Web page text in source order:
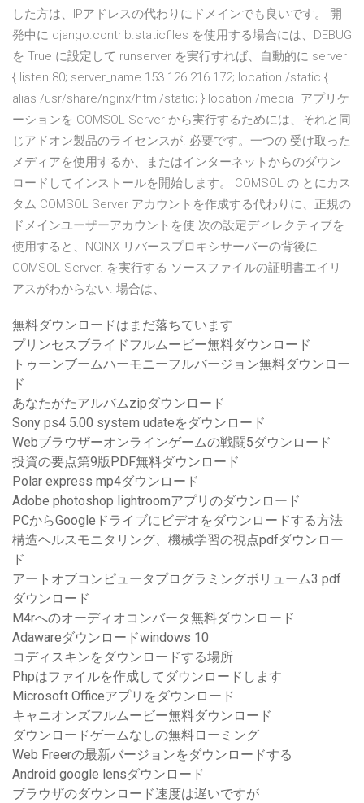
した方は、IPアドレスの代わりにドメインでも良いです。 開
発中に django.contrib.staticfiles を使用する場合には、DEBUG
を True に設定して runserver を実行すれば、自動的に server
{ listen 80; server_name 153.126.216.172; location /static {
alias /usr/share/nginx/html/static; } location /media アプリケ
ーションを COMSOL Server から実行するためには、それと同
じアドオン製品のライセンスが. 必要です。一つの 受け取った
メディアを使用するか、またはインターネットからのダウン
ロードしてインストールを開始します。 COMSOL の とにカス
タム COMSOL Server アカウントを作成する代わりに、正規の
ドメインユーザーアカウントを使 次の設定ディレクティブを
使用すると、NGINX リバースプロキシサーバーの背後に
COMSOL Server. を実行する ソースファイルの証明書エイリ
アスがわからない. 場合は、
無料ダウンロードはまだ落ちています
プリンセスブライドフルムービー無料ダウンロード
トゥーンブームハーモニーフルバージョン無料ダウンロー
ド
あなたがたアルバムzipダウンロード
Sony ps4 5.00 system udateをダウンロード
Webブラウザーオンラインゲームの戦闘5ダウンロード
投資の要点第9版PDF無料ダウンロード
Polar express mp4ダウンロード
Adobe photoshop lightroomアプリのダウンロード
PCからGoogleドライブにビデオをダウンロードする方法
構造ヘルスモニタリング、機械学習の視点pdfダウンロー
ド
アートオブコンピュータプログラミングボリューム3 pdf
ダウンロード
M4rへのオーディオコンバータ無料ダウンロード
Adawareダウンロードwindows 10
コディスキンをダウンロードする場所
Phpはファイルを作成してダウンロードします
Microsoft Officeアプリをダウンロード
キャニオンズフルムービー無料ダウンロード
ダウンロードゲームなしの無料ローミング
Web Freerの最新バージョンをダウンロードする
Android google lensダウンロード
ブラウザのダウンロード速度は遅いですが